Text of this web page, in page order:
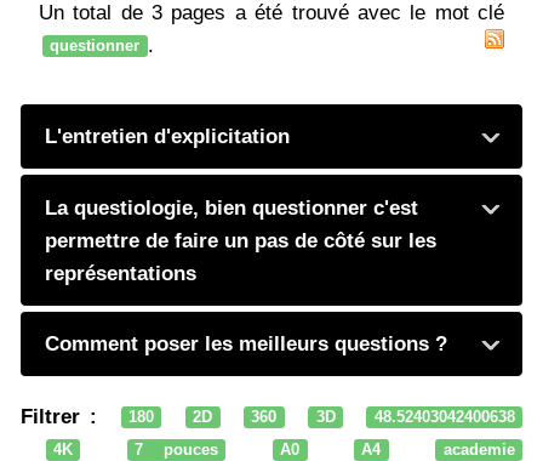
Un total de 3 pages a été trouvé avec le mot clé
questionner .
L'entretien d'explicitation
La questiologie, bien questionner c'est
permettre de faire un pas de côté sur les
représentations
Comment poser les meilleurs questions ?
Filtrer : 180 2D 360 3D
48.52403042400638
4K
7 pouces A0 A4
academie